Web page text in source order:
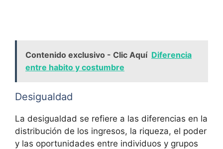
Contenido exclusivo - Clic Aquí Diferencia
entre habito y costumbre
Desigualdad
La desigualdad se refiere a las diferencias en la
distribución de los ingresos, la riqueza, el poder
y las oportunidades entre individuos y grupos